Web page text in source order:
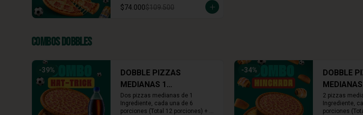
$74.000$109.500
Combos Dobbles
-39%
DOBBLE PIZZAS
MEDIANAS 1
INGREDIENTE + BEBIDA
1.5L
Dos pizzas medianas de 1
Ingrediente, cada una de 6
porciones (Total 12 porciones) +
-34%
DOBBLE
X6 +
2 pizzas
Ingrediente,
porciones